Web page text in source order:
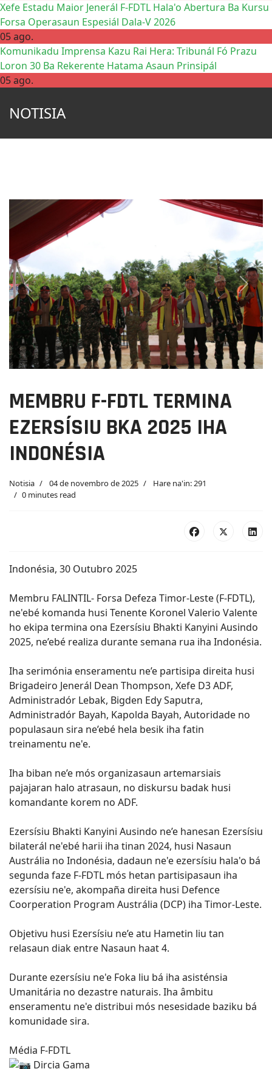
Xefe Estadu Maior Jenerál F-FDTL Hala'o Abertura Ba Kursu
Forsa Operasaun Espesiál Dala-V 2026
05 ago.
Komunikadu Imprensa Kazu Rai Hera: Tribunál Fó Prazu
Loron 30 Ba Rekerente Hatama Asaun Prinsipál
05 ago.
NOTISIA
Previous Next
MEMBRU F-FDTL TERMINA
EZERSÍSIU BKA 2025 IHA
INDONÉSIA
Notisia 04 de novembro de 2025
Hare na'in: 291
0 minutes read
Indonésia, 30 Outubro 2025
Membru FALINTIL- Forsa Defeza Timor-Leste (F-FDTL),
ne'ebé komanda husi Tenente Koronel Valerio Valente
ho ekipa termina ona Ezersísiu Bhakti Kanyini Ausindo
2025, ne’ebé realiza durante semana rua iha Indonésia.
Iha serimónia enseramentu ne’e partisipa direita husi
Brigadeiro Jenerál Dean Thompson, Xefe D3 ADF,
Administradór Lebak, Bigden Edy Saputra,
Administradór Bayah, Kapolda Bayah, Autoridade no
populasaun sira ne’ebé hela besik iha fatin
treinamentu ne'e.
Iha biban ne’e mós organizasaun artemarsiais
pajajaran halo atrasaun, no diskursu badak husi
komandante korem no ADF.
Ezersísiu Bhakti Kanyini Ausindo ne’e hanesan Ezersísiu
bilaterál ne'ebé harii iha tinan 2024, husi Nasaun
Austrália no Indonésia, dadaun ne'e ezersísiu hala'o bá
segunda faze F-FDTL mós hetan partisipasaun iha
ezersísiu ne'e, akompaña direita husi Defence
Coorperation Program Austrália (DCP) iha Timor-Leste.
Objetivu husi Ezersísiu ne’e atu Hametin liu tan
relasaun diak entre Nasaun haat 4.
Durante ezersísiu ne'e Foka liu bá iha asisténsia
Umanitária no dezastre naturais. Iha âmbitu
enseramentu ne'e distribui mós nesesidade baziku bá
komunidade sira.
Média F-FDTL
Dircia Gama